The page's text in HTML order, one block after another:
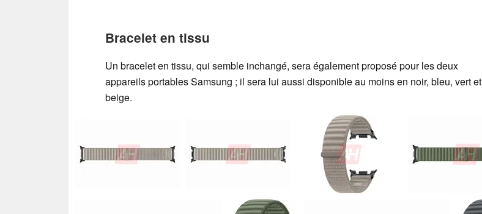
Bracelet en tissu
Un bracelet en tissu, qui semble inchangé, sera également proposé pour les deux
appareils portables Samsung ; il sera lui aussi disponible au moins en noir, bleu, vert et
beige.